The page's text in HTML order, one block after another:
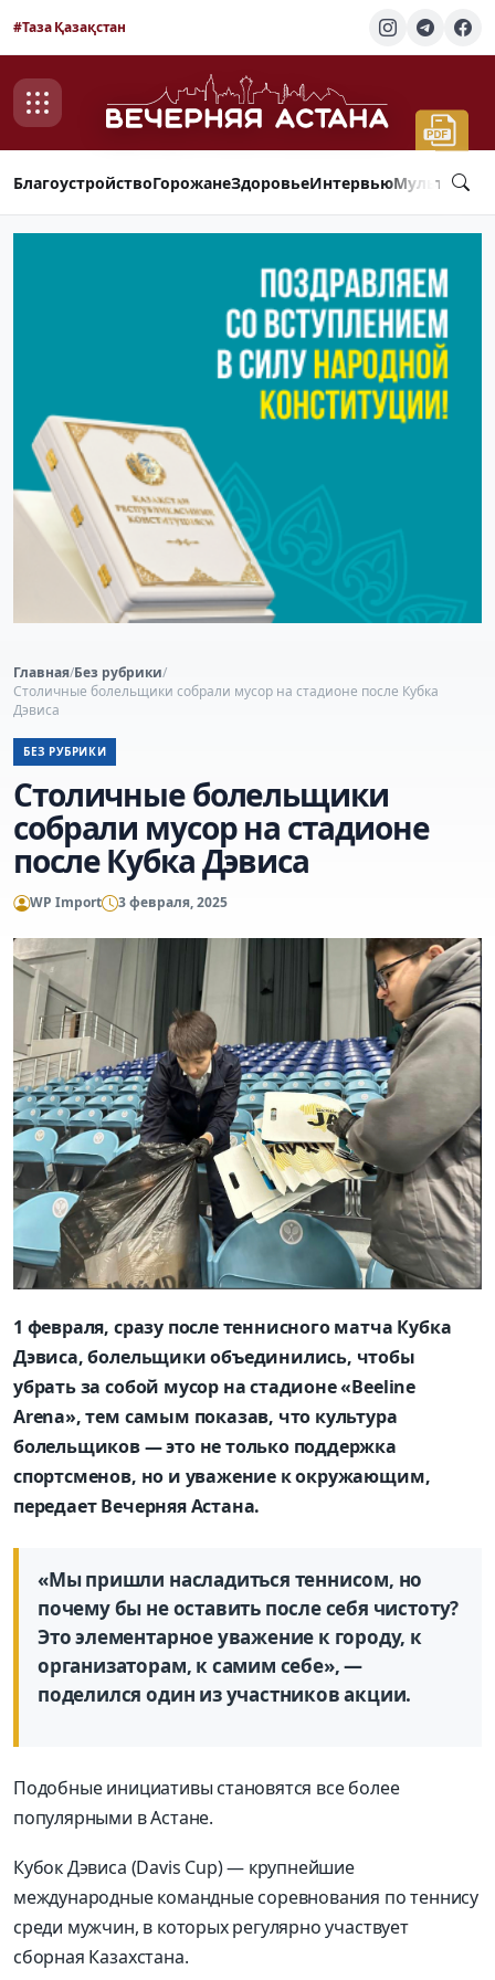
#Таза Қазақстан
БлагоустройствоГорожанеЗдоровьеИнтервью
Главная/Без рубрики/
Столичные болельщики собрали мусор на стадионе после Кубка
Дэвиса
БЕЗ РУБРИКИ
Столичные болельщики
собрали мусор на стадионе
после Кубка Дэвиса
WP Import 3 февраля, 2025
1 февраля, сразу после теннисного матча Кубка
Дэвиса, болельщики объединились, чтобы
убрать за собой мусор на стадионе «Beeline
Arena», тем самым показав, что культура
болельщиков — это не только поддержка
спортсменов, но и уважение к окружающим,
передает Вечерняя Астана.
«Мы пришли насладиться теннисом, но
почему бы не оставить после себя чистоту?
Это элементарное уважение к городу, к
организаторам, к самим себе», —
поделился один из участников акции.
Подобные инициативы становятся все более
популярными в Астане.
Кубок Дэвиса (Davis Cup) — крупнейшие
международные командные соревнования по теннису
среди мужчин, в которых регулярно участвует
сборная Казахстана.